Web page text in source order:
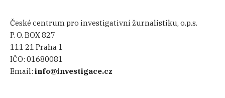
České centrum pro investigativní žurnalistiku, o.p.s.
P. O. BOX 827
111 21 Praha 1
IČO:01680081
Email:info@investigace.cz